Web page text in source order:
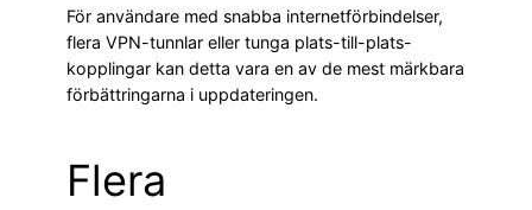
För användare med snabba internetförbindelser,
flera VPN-tunnlar eller tunga plats-till-plats-
kopplingar kan detta vara en av de mest märkbara
förbättringarna i uppdateringen.
Flera